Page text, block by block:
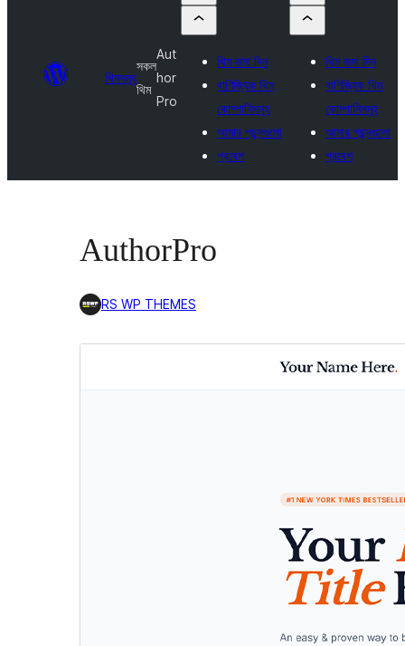
থিমসমূহ
সকল
থিম
Aut
hor
Pro
থিম জমা দিন
বাণিজ্যিক থিম
কোম্পানিসমূহ
আমার পছন্দগুলো
প্রবেশ
থিম জমা দিন
বাণিজ্যিক থিম
কোম্পানিসমূহ
আমার পছন্দগুলো
প্রবেশ
AuthorPro
RS WP THEMES